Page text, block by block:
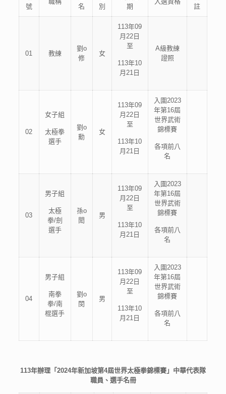
號
名
別
期
註
01 教練
劉o
修
女
113年09
月22日
至
113年10
月21日
A級教練
證照
02
女子組
太極拳
選手
劉o
勳
女
113年09
月22日
至
113年10
月21日
入圍2023
年第16屆
世界武術
錦標賽
各項前八
名
03
男子組
太極
拳/劍
選手
孫o
閎
男
113年09
月22日
至
113年10
月21日
入圍2023
年第16屆
世界武術
錦標賽
各項前八
名
04
男子組
南拳
拳/南
棍選手
劉o
閔
男
113年09
月22日
至
113年10
月21日
入圍2023
年第16屆
世界武術
錦標賽
各項前八
名
113年辦理「2024年新加坡第4屆世界太極拳錦標賽」中華代表隊
職員、選手名冊